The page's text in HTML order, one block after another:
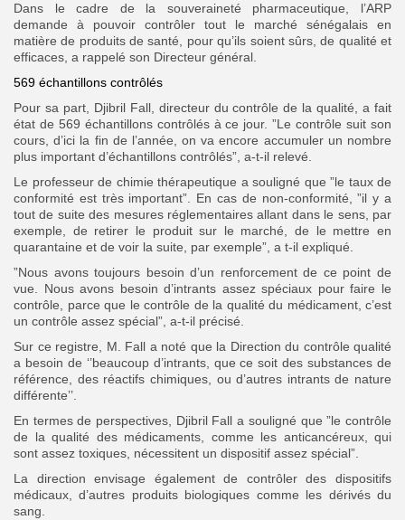
Dans le cadre de la souveraineté pharmaceutique, l’ARP
demande à pouvoir contrôler tout le marché sénégalais en
matière de produits de santé, pour qu’ils soient sûrs, de qualité et
efficaces, a rappelé son Directeur général.
569 échantillons contrôlés
Pour sa part, Djibril Fall, directeur du contrôle de la qualité, a fait
état de 569 échantillons contrôlés à ce jour. ”Le contrôle suit son
cours, d’ici la fin de l’année, on va encore accumuler un nombre
plus important d’échantillons contrôlés”, a-t-il relevé.
Le professeur de chimie thérapeutique a souligné que ”le taux de
conformité est très important”. En cas de non-conformité, ”il y a
tout de suite des mesures réglementaires allant dans le sens, par
exemple, de retirer le produit sur le marché, de le mettre en
quarantaine et de voir la suite, par exemple”, a t-il expliqué.
”Nous avons toujours besoin d’un renforcement de ce point de
vue. Nous avons besoin d’intrants assez spéciaux pour faire le
contrôle, parce que le contrôle de la qualité du médicament, c’est
un contrôle assez spécial”, a-t-il précisé.
Sur ce registre, M. Fall a noté que la Direction du contrôle qualité
a besoin de ‘’beaucoup d’intrants, que ce soit des substances de
référence, des réactifs chimiques, ou d’autres intrants de nature
différente’’.
En termes de perspectives, Djibril Fall a souligné que ”le contrôle
de la qualité des médicaments, comme les anticancéreux, qui
sont assez toxiques, nécessitent un dispositif assez spécial”.
La direction envisage également de contrôler des dispositifs
médicaux, d’autres produits biologiques comme les dérivés du
sang.